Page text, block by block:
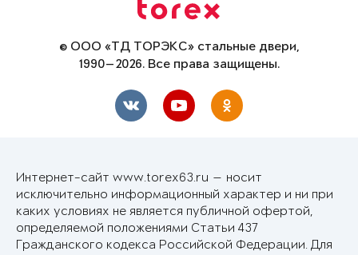
© ООО «ТД ТОРЭКС» стальные двери,
1990—2026. Все права защищены.
Интернет-сайт www.torex63.ru — носит
исключительно информационный характер и ни при
каких условиях не является публичной офертой,
определяемой положениями Статьи 437
Гражданского кодекса Российской Федерации. Для